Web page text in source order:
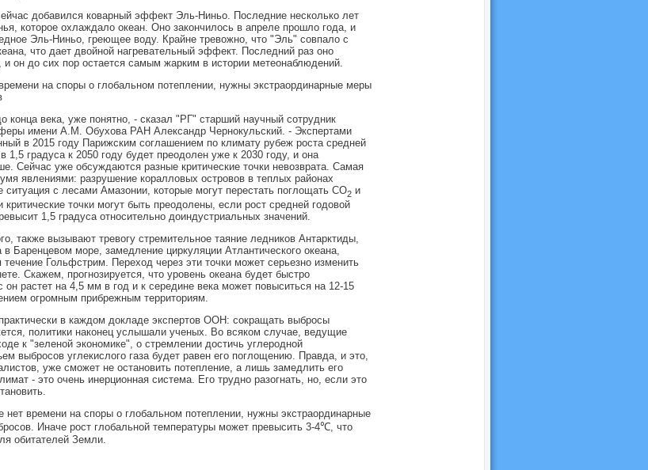
добавился коварный эффект Эль-Ниньо. Последние несколько лет
которое охлаждало океан. Оно закончилось в апреле прошло года, и
Эль-Ниньо, греющее воду. Крайне тревожно, что "Эль" совпало с
что дает двойной нагревательный эффект. Последний раз оно
и он до сих пор остается самым жарким в истории метеонаблюдений.
на споры о глобальном потеплении, нужны экстраординарные меры
конца века, уже понятно, - сказал "РГ" старший научный сотрудник
имени А.М. Обухова РАН Александр Чернокульский. - Экспертами
в 2015 году Парижским соглашением по климату рубеж роста средней
1,5 градуса к 2050 году будет преодолен уже к 2030 году, и она
Сейчас уже обсуждаются разные критические точки невозврата. Самая
явлениями: разрушение коралловых островов в теплых районах
ситуация с лесами Амазонии, которые могут перестать поглощать СО2и
критические точки могут быть преодолены, если рост средней годовой
1,5 градуса относительно доиндустриальных значений.
также вызывают тревогу стремительное таяние ледников Антарктиды,
в Баренцевом море, замедление циркуляции Атлантического океана,
течение Гольфстрим. Переход через эти точки может серьезно изменить
Скажем, прогнозируется, что уровень океана будет быстро
он растет на 4,5 мм в год и к середине века может повыситься на 12-15
огромным прибрежным территориям.
в каждом докладе экспертов ООН: сокращать выбросы
политики наконец услышали ученых. Во всяком случае, ведущие
к "зеленой экономике", о стремлении достичь углеродной
выбросов углекислого газа будет равен его поглощению. Правда, и это,
уже сможет не остановить потепление, а лишь замедлить его
- это очень инерционная система. Его трудно разогнать, но, если это
нет времени на споры о глобальном потеплении, нужны экстраординарные
Иначе рост глобальной температуры может превысить 3-4℃, что
обитателей Земли.